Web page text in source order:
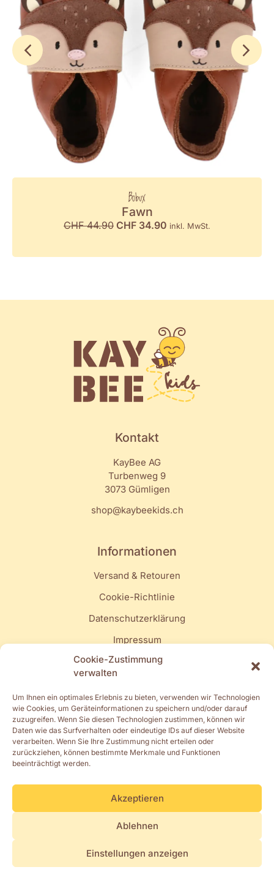
Cookie-Zustimmung
verwalten
Um Ihnen ein optimales Erlebnis zu bieten, verwenden wir Technologien
wie Cookies, um Geräteinformationen zu speichern und/oder darauf
zuzugreifen. Wenn Sie diesen Technologien zustimmen, können wir
Daten wie das Surfverhalten oder eindeutige IDs auf dieser Website
verarbeiten. Wenn Sie Ihre Zustimmung nicht erteilen oder
zurückziehen, können bestimmte Merkmale und Funktionen
beeinträchtigt werden.
Akzeptieren
Ablehnen
Einstellungen anzeigen
Bobux
Fawn
CHF44.90 CHF 34.90 inkl. MwSt.
Kontakt
KayBee AG
Turbenweg 9
3073 Gümligen
shop@kaybeekids.ch
Informationen
Versand & Retouren
Cookie-Richtlinie
Datenschutzerklärung
Impressum
Quick Links
Mein Konto
Turnschläppli
Muki-, Elki- & Vakiturnen
Kindergarten & Schulstart
Copyright © 2026 KayBee AG